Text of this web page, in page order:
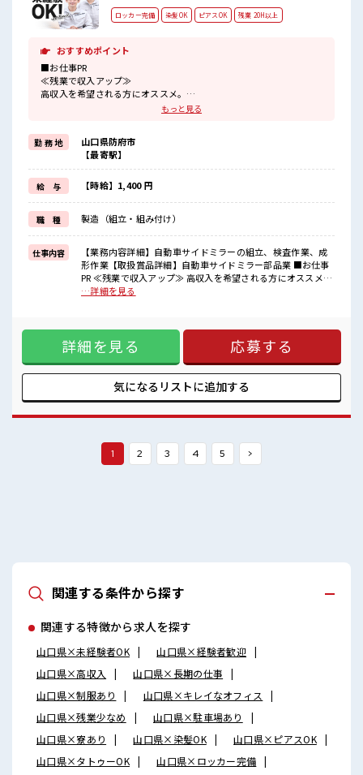
ロッカー完備 染髪OK ピアスOK 残業 20H以上
おすすめポイント
■お仕事PR
≪残業で収入アップ≫
高収入を希望される方にオススメ。
残業は月20時間以上あります♪
派手過ぎなければ髪型や髪色自由♪
(規定有)≪ラクラク制服アリ≫
制服があるので、
毎日の服装の悩み解消♪
≪初めての仕事だけど自分にもできそう≫
新しいことにチャレンジするのは不安だけど、
しっかり働く環境が整っています！
イチからスキルUP・ステップUP目指していきましょう！
≪様々なお仕事をご提案≫
一人で悩まず気軽に相談できる、
派遣のお仕事です！
■職場の雰囲気
モチベーションもUP！
休憩室でホッと一息リフレッシュ！
職場にはロッカー完備！
私物の置きすぎには注意が必要ですね★
もっと見る
勤 務 地
山口県防府市
【最寄駅】
給 与 【時給】1,400 円
職 種 製造（組立・組み付け）
仕事内容
【業務内容詳細】自動車サイドミラーの組立、検査作業、成
形作業【取扱賞品詳細】自動車サイドミラー部品業 ■お仕事
PR ≪残業で収入アップ≫ 高収入を希望される方にオススメ。
残業は月20時間以上あります♪ ≪モチベーションもUP≫ 派
事だけど自分にもできそう≫ 新しいことにチャレンジするの
は不安だけど、 しっかり働く環境が整っています！ イチから
スキルUP・ステップUP目指していきましょう！ ≪様々なお
仕事をご提案≫ 一人で悩まず気軽に相談できる、 派遣のお仕
事です！ ■職場の雰囲気 髪型・髪色自由♪ 派手過ぎなければ
OKだから、 モチベーションもUP！ 休憩室でホッと一息リフ
が必要ですね★
…詳細を見る
詳細を見る 応募する
気になるリストに追加する
1 2 3 4 5 >
関連する条件から探す
関連する特徴から求人を探す
山口県×未経験者OK
山口県×経験者歓迎
山口県×高収入
山口県×長期の仕事
山口県×制服あり
山口県×キレイなオフィス
山口県×残業少なめ
山口県×駐車場あり
山口県×寮あり
山口県×染髪OK
山口県×ピアスOK
山口県×タトゥーOK
山口県×ロッカー完備